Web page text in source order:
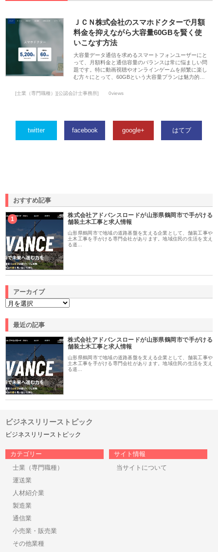
ＪＣＮ株式会社のスマホドクターで月額
料金を抑えながら大容量60GBを賢く使
いこなす方法
大容量データ通信を求めるスマートフォンユーザーにと
って、月額料金と通信容量のバランスは常に悩ましい問
題です。特に動画視聴やオンラインゲームを頻繁に楽し
む方々にとって、60GBという大容量プランは魅力的…
[士業（専門職種）][公認会計士事務所] 0views
twitter facebook google+ はてブ
おすすめ記事
1
株式会社アドバンスロードが山形県鶴岡市で手がける
舗装土木工事と求人情報
山形県鶴岡市で地域の道路基盤を支える企業として、舗装工事や
土木工事を手がける専門会社があります。地域住民の生活を支え
る道…
アーカイブ
最近の記事
株式会社アドバンスロードが山形県鶴岡市で手がける
舗装土木工事と求人情報
山形県鶴岡市で地域の道路基盤を支える企業として、舗装工事や
土木工事を手がける専門会社があります。地域住民の生活を支え
る道…
ビジネスリリーストピック
ビジネスリリーストピック
カテゴリー
士業（専門職種）
運送業
人材紹介業
製造業
通信業
小売業・販売業
その他業種
サイト情報
当サイトについて